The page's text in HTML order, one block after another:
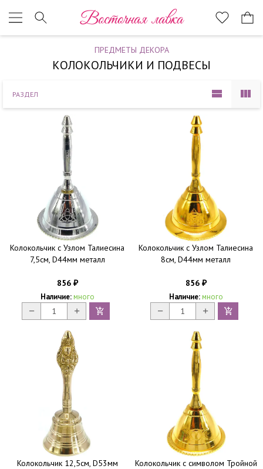
Восточная лавка
ПРЕДМЕТЫ ДЕКОРА
КОЛОКОЛЬЧИКИ И ПОДВЕСЫ
РАЗДЕЛ
Колокольчик с Узлом Талиесина
7,5см, D44мм металл
856 ₽
Наличие: много
Колокольчик с Узлом Талиесина
8см, D44мм металл
856 ₽
Наличие: много
Колокольчик 12,5см, D53мм
Колокольчик с символом Тройной